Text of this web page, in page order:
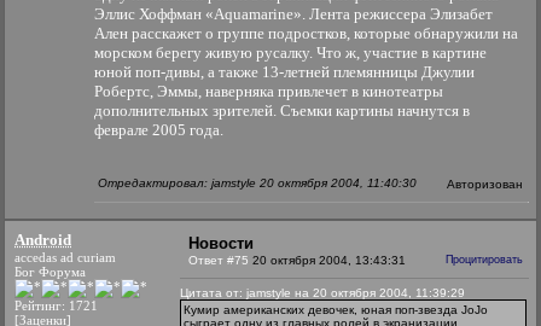
Эллис Хоффман «Aquamarine». Лента режиссера Элизабет
Ален расскажет о группе подростков, которые обнаружили на
морском берегу живую русалку. Что ж, участие в картине
юной поп-дивы, а также 13-летней племянницы Джулии
Робертс, Эммы, наверняка привлечет в кинотеатры
дополнительных зрителей. Съемки картины начнутся в
феврале 2005 года.
Отредактировал: jamstyle 20 октября 2004, 11:40:30 Авторизован
Android
accedas ad curiam
Бог Форума
Рейтинг: 1721
[Заценки]
Новости
Ответ #75 20 октября 2004, 13:43:31 Процитировать
Цитата от: jamstyle на 20 октября 2004, 11:39:29
Кумир американских девочек, юная поп-звезда JoJo
сыграет одну из главных ролей в экранизации